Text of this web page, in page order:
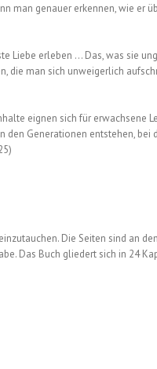
man genauer erkennen, wie er
Liebe erleben … Das, was sie
die man sich unweigerlich
eignen sich für erwachsene
den Generationen entstehen, bei
Die Seiten sind an
Das Buch gliedert sich in 24